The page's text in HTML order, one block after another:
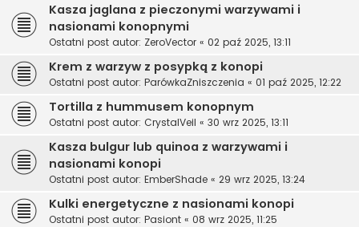
Kasza jaglana z pieczonymi warzywami i
nasionami konopnymi
Ostatni post autor: ZeroVector « 02 paź 2025, 13:11
Krem z warzyw z posypką z konopi
Ostatni post autor: ParówkaZniszczenia « 01 paź 2025, 12:22
Tortilla z hummusem konopnym
Ostatni post autor: CrystalVeil « 30 wrz 2025, 13:11
Kasza bulgur lub quinoa z warzywami i
nasionami konopi
Ostatni post autor: EmberShade « 29 wrz 2025, 13:24
Kulki energetyczne z nasionami konopi
Ostatni post autor: Pasiont « 08 wrz 2025, 11:25